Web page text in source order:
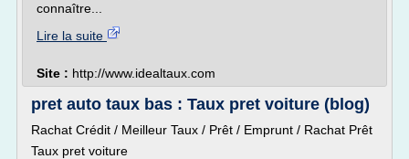
connaître...
Lire la suite
Site : http://www.idealtaux.com
pret auto taux bas : Taux pret voiture (blog)
Rachat Crédit / Meilleur Taux / Prêt / Emprunt / Rachat Prêt
Taux pret voiture